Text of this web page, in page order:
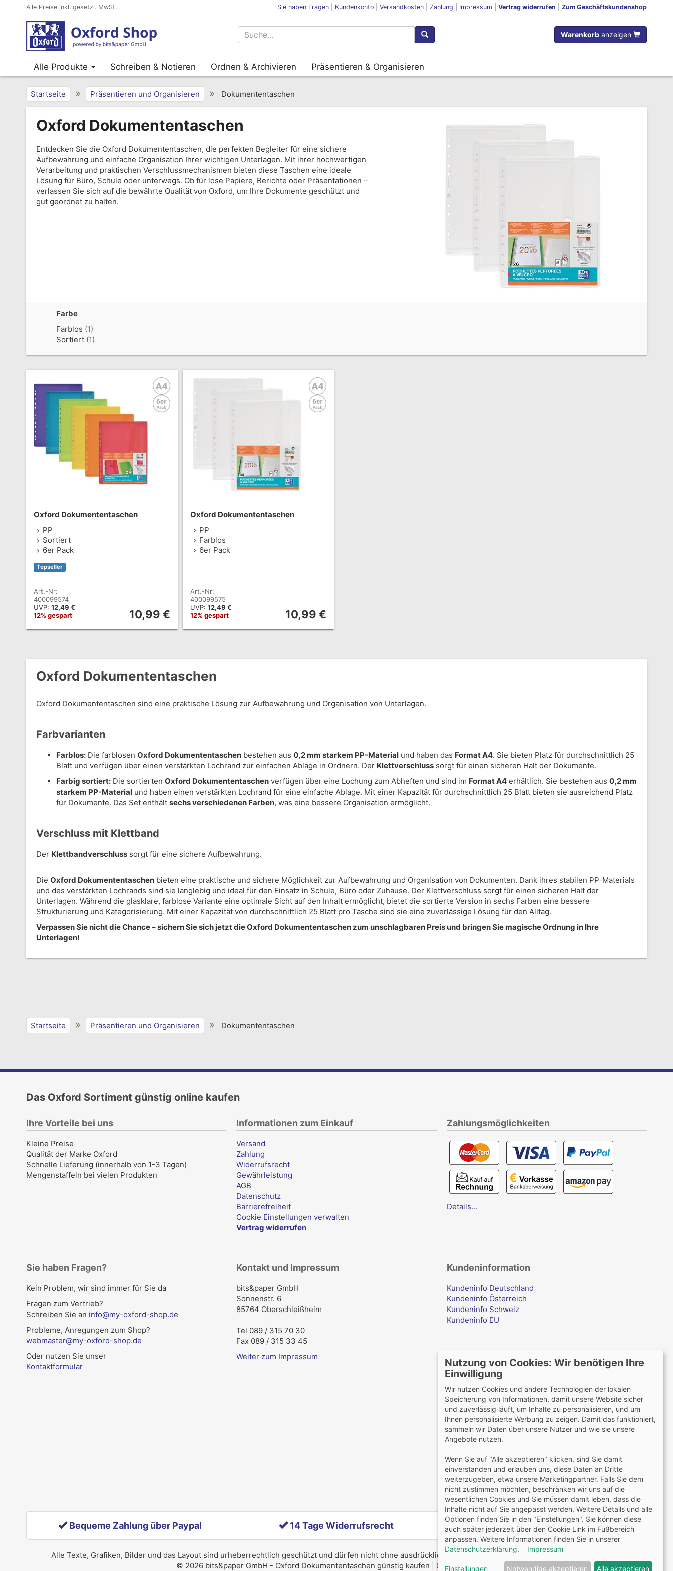
Alle Preise inkl. gesetzl. MwSt. Sie haben Fragen Kundenkonto Versandkosten Zahlung Impressum Vertrag widerrufen Zum Geschäftskundenshop
Warenkorbanzeigen
Alle Produkte Schreiben & Notieren Ordnen & Archivieren Präsentieren & Organisieren
Startseite » Präsentieren und Organisieren » Dokumententaschen
Oxford Dokumententaschen
Entdecken Sie die Oxford Dokumententaschen, die perfekten Begleiter für eine sichere
Aufbewahrung und einfache Organisation Ihrer wichtigen Unterlagen. Mit ihrer hochwertigen
Verarbeitung und praktischen Verschlussmechanismen bieten diese Taschen eine ideale
Lösung für Büro, Schule oder unterwegs. Ob für lose Papiere, Berichte oder Präsentationen –
verlassen Sie sich auf die bewährte Qualität von Oxford, um Ihre Dokumente geschützt und
gut geordnet zu halten.
Farbe
Farblos (1)
Sortiert (1)
Oxford Dokumententaschen
PP
Sortiert
6er Pack
Topseller
Art.-Nr:
400099574
UVP: 12,49 €
12% gespart
10,99 €
Oxford Dokumententaschen
PP
Farblos
6er Pack
Art.-Nr:
400099575
UVP:12,49 €
12% gespart
10,99 €
Oxford Dokumententaschen
Oxford Dokumententaschen sind eine praktische Lösung zur Aufbewahrung und Organisation von Unterlagen.
Farbvarianten
Farblos: Die farblosen Oxford Dokumententaschen bestehen aus 0,2 mm starkem PP-Material und haben das Format A4. Sie bieten Platz für durchschnittlich 25
Blatt und verfügen über einen verstärkten Lochrand zur einfachen Ablage in Ordnern. Der Klettverschluss sorgt für einen sicheren Halt der Dokumente.
Farbig sortiert: Die sortierten Oxford Dokumententaschen verfügen über eine Lochung zum Abheften und sind im Format A4 erhältlich. Sie bestehen aus 0,2 mm
starkem PP-Material und haben einen verstärkten Lochrand für eine einfache Ablage. Mit einer Kapazität für durchschnittlich 25 Blatt bieten sie ausreichend Platz
für Dokumente. Das Set enthält sechs verschiedenen Farben, was eine bessere Organisation ermöglicht.
Verschluss mit Klettband
Der Klettbandverschluss sorgt für eine sichere Aufbewahrung.
Die Oxford Dokumententaschen bieten eine praktische und sichere Möglichkeit zur Aufbewahrung und Organisation von Dokumenten. Dank ihres stabilen PP-Materials
und des verstärkten Lochrands sind sie langlebig und ideal für den Einsatz in Schule, Büro oder Zuhause. Der Klettverschluss sorgt für einen sicheren Halt der
Unterlagen. Während die glasklare, farblose Variante eine optimale Sicht auf den Inhalt ermöglicht, bietet die sortierte Version in sechs Farben eine bessere
Strukturierung und Kategorisierung. Mit einer Kapazität von durchschnittlich 25 Blatt pro Tasche sind sie eine zuverlässige Lösung für den Alltag.
Verpassen Sie nicht die Chance – sichern Sie sich jetzt die Oxford Dokumententaschen zum unschlagbaren Preis und bringen Sie magische Ordnung in Ihre
Unterlagen!
Startseite » Präsentieren und Organisieren » Dokumententaschen
Das Oxford Sortiment günstig online kaufen
Ihre Vorteile bei uns
Kleine Preise
Qualität der Marke Oxford
Schnelle Lieferung (innerhalb von 1-3 Tagen)
Mengenstaffeln bei vielen Produkten
Informationen zum Einkauf
Versand
Zahlung
Widerrufsrecht
Gewährleistung
AGB
Datenschutz
Barrierefreiheit
Cookie Einstellungen verwalten
Vertrag widerrufen
Zahlungsmöglichkeiten
Details...
Sie haben Fragen?
Kein Problem, wir sind immer für Sie da
Fragen zum Vertrieb?
Schreiben Sie an info@my-oxford-shop.de
Probleme, Anregungen zum Shop?
webmaster@my-oxford-shop.de
Oder nutzen Sie unser
Kontaktformular
Kontakt und Impressum
bits&paper GmbH
Sonnenstr. 6
85764 Oberschleißheim
Tel 089 / 315 70 30
Fax 089 / 315 33 45
Weiter zum Impressum
Kundeninformation
Kundeninfo Deutschland
Kundeninfo Österreich
Kundeninfo Schweiz
Kundeninfo EU
Wir versenden mit
Lieferung auch an Packstationen und Postfilialen
Samstagszustellung
Bequeme Zahlung über Paypal 14 Tage Widerrufsrecht 2 Jahre Gewährleistung
Alle Texte, Grafiken, Bilder und das Layout sind urheberrechtlich geschützt und dürfen nicht ohne ausdrückliche, schriftliche Erlaubnis weiterverwendet werden.
© 2026 bits&paper GmbH - Oxford Dokumententaschen günstig kaufen | Oxford Fachshop
Nutzung von Cookies: Wir benötigen Ihre
Einwilligung
Wir nutzen Cookies und andere Technologien der lokalen
Speicherung von Informationen, damit unsere Website sicher
und zuverlässig läuft, um Inhalte zu personalisieren, und um
Ihnen personalisierte Werbung zu zeigen. Damit das funktioniert,
sammeln wir Daten über unsere Nutzer und wie sie unsere
Angebote nutzen.
Wenn Sie auf "Alle akzeptieren" klicken, sind Sie damit
einverstanden und erlauben uns, diese Daten an Dritte
weiterzugeben, etwa unsere Marketingpartner. Falls Sie dem
nicht zustimmen möchten, beschränken wir uns auf die
wesentlichen Cookies und Sie müssen damit leben, dass die
Inhalte nicht auf Sie angepasst werden. Weitere Details und alle
Optionen finden Sie in den "Einstellungen". Sie können diese
auch später jederzeit über den Cookie Link im Fußbereich
anpassen. Weitere Informationen finden Sie in unserer
Datenschutzerklärung. Impressum
Einstellungen Notwendige akzeptieren Alle akzeptieren